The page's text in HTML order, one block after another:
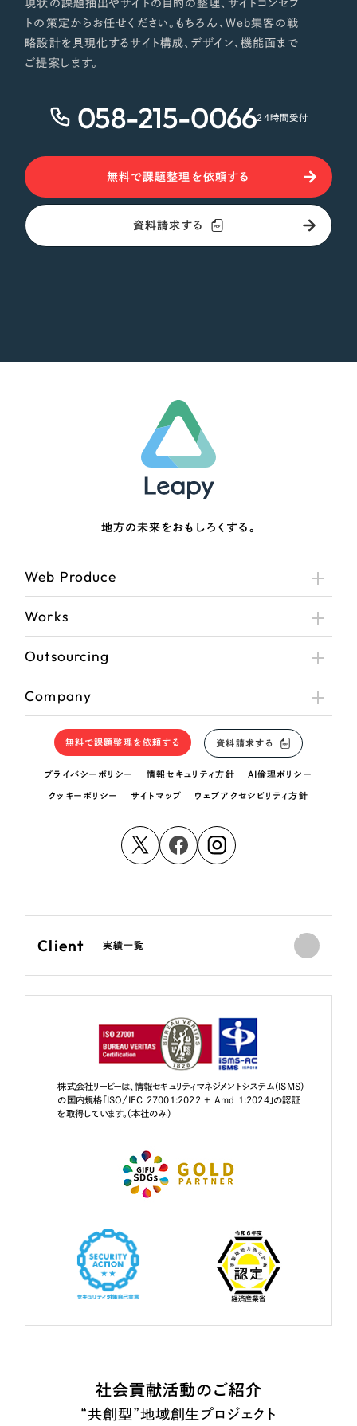
現状の課題抽出やサイトの目的の整理、サイトコンセプ
トの策定からお任せください。もちろん、Web集客の戦
略設計を具現化するサイト構成、デザイン、機能面まで
ご提案します。
058-215-006624時間受付
無料で課題整理を依頼する
資料請求する
地方の未来をおもしろくする。
Web Produce
Works
Outsourcing
Company
無料で課題整理を依頼する 資料請求する
プライバシーポリシー 情報セキュリティ方針 AI倫理ポリシー
クッキーポリシー サイトマップ ウェブアクセシビリティ方針
Client 実績一覧
株式会社リーピーは、情報セキュリティマネジメントシステム（ISMS）
の国内規格「ISO/IEC 27001:2022 + Amd 1:2024」の認証
を取得しています。（本社のみ）
社会貢献活動のご紹介
“共創型”地域創生プロジェクト